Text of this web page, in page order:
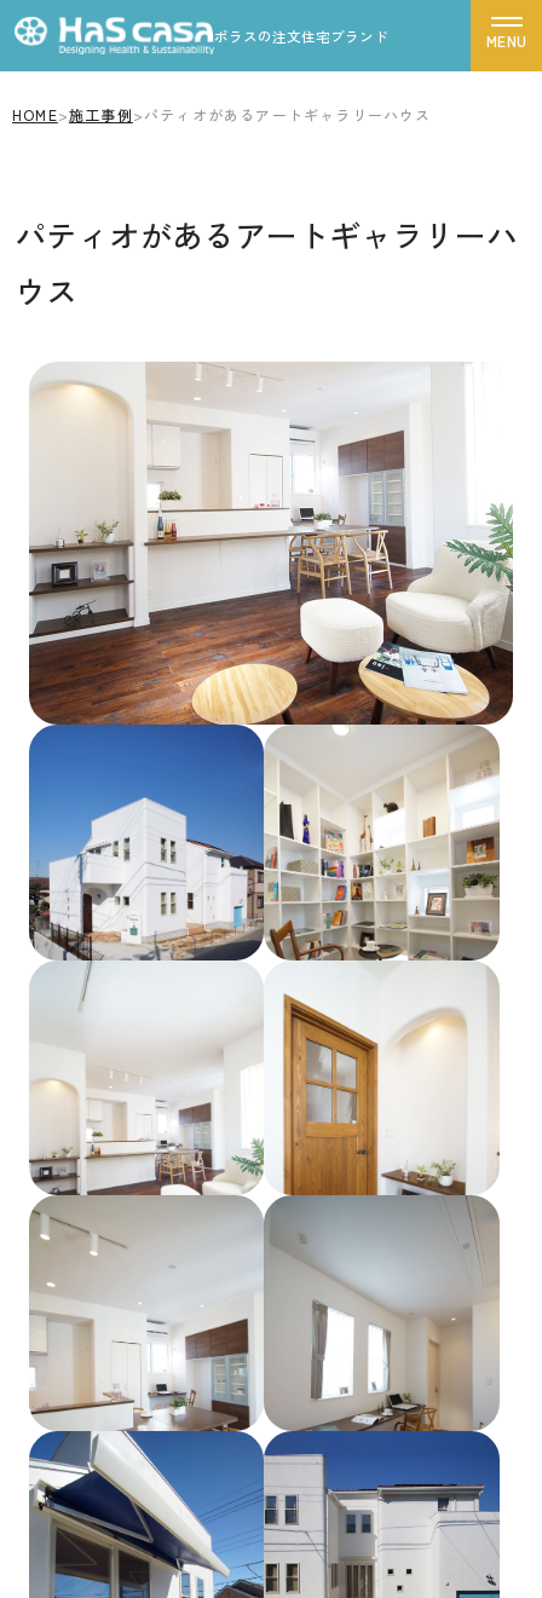
ポラスの注文住宅ブランド
ハスカーサについて
デザインについて
ポラスグループについて
施工事例
モデルハウス
家づくりの流れ
土地をお探しの方
会社概要
採用情報
各種お問い合わせ
来場予約
イベント情報
お問い合わせ
プライバシーポリシー
HOME>施工事例>パティオがあるアートギャラリーハウス
パティオがあるアートギャラリーハ
ウス